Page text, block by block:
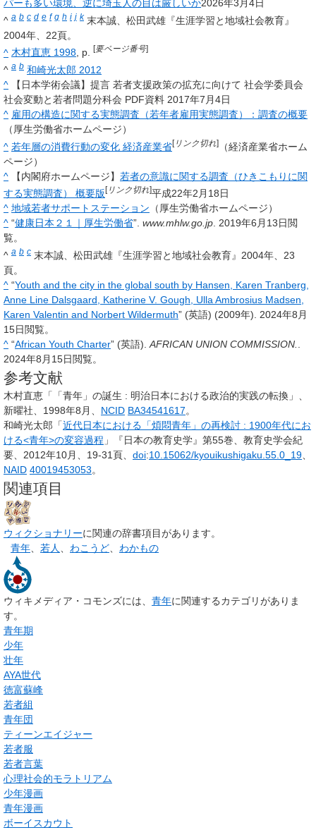
パーも多い環境、逆に埼玉人の目は厳しいか2026年3月4日
^ a b c d e f g h i j k 末本誠、松田武雄『生涯学習と地域社会教育』
2004年、22頁。
^ 木村直恵 1998, p. [要ページ番号]
^ a b 和崎光太郎 2012
^
【日本学術会議】提言 若者支援政策の拡充に向けて 社会学委員会
社会変動と若者問題分科会 PDF資料 2017年7月4日
^ 雇用の構造に関する実態調査（若年者雇用実態調査）：調査の概要
（厚生労働省ホームページ）
^ 若年層の消費行動の変化 経済産業省[リンク切れ]
（経済産業省ホーム
ページ）
^
【内閣府ホームページ】 若者の意識に関する調査（ひきこもりに関
する実態調査） 概要版 [リンク切れ]平成22年2月18日
^ 地域若者サポートステーション （厚生労働省ホームページ）
^ “健康日本２１｜厚生労働省”. www.mhlw.go.jp. 2019年6月13日閲
覧。
^ a b c 末本誠、松田武雄『生涯学習と地域社会教育』2004年、23
頁。
^ “Youth and the city in the global south by Hansen, Karen Tranberg,
Anne Line Dalsgaard, Katherine V. Gough, Ulla Ambrosius Madsen,
Karen Valentin and Norbert Wildermuth” (英語) (2009年). 2024年8月
15日閲覧。
^ “African Youth Charter” (英語). AFRICAN UNION COMMISSION.
2024年8月15日閲覧。
参考文献
木村直恵「「青年」の誕生 : 明治日本における政治的実践の転換」、
新曜社、1998年8月、 NCID BA34541617。
和崎光太郎「近代日本における「煩悶青年」の再検討 : 1900年代にお
ける<青年>の変容過程 」『日本の教育史学』第55巻、教育史学会紀
要、2012年10月、19-31頁、 doi:10.15062/kyouikushigaku.55.0_19
NAID 40019453053。
関連項目
ウィクショナリーに関連の辞書項目があります。
青年
若人 わこうど わかもの
ウィキメディア・コモンズには、 青年に関連するカテゴリがありま
す。
青年期
少年
壮年
AYA世代
徳富蘇峰
若者組
青年団
ティーンエイジャー
若者服
若者言葉
心理社会的モラトリアム
少年漫画
青年漫画
ボーイスカウト